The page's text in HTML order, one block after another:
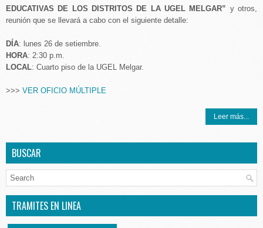
EDUCATIVAS DE LOS DISTRITOS DE LA UGEL MELGAR” y otros,
reunión que se llevará a cabo con el siguiente detalle:
DÍA: lunes 26 de setiembre.
HORA: 2:30 p.m.
LOCAL: Cuarto piso de la UGEL Melgar.
>>> VER OFICIO MÚLTIPLE
Leer más...
BUSCAR
TRAMITES EN LINEA